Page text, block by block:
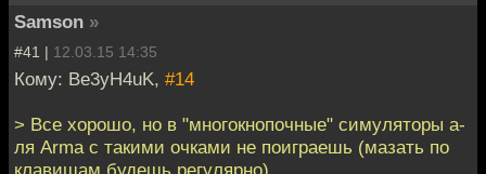
Samson »
#41 | 12.03.15 14:35
Кому: Be3yH4uK, #14
> Все хорошо, но в "многокнопочные" симуляторы а-
ля Arma с такими очками не поиграешь (мазать по
клавишам будешь регулярно)